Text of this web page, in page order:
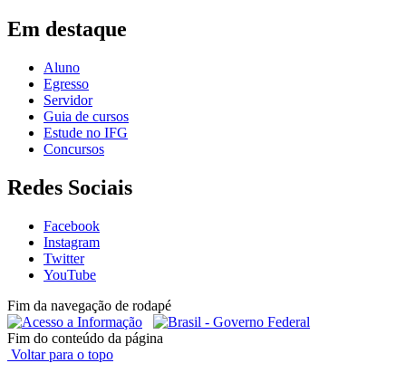
Em destaque
Aluno
Egresso
Servidor
Guia de cursos
Estude no IFG
Concursos
Redes Sociais
Facebook
Instagram
Twitter
YouTube
Fim da navegação de rodapé
Fim do conteúdo da página
Voltar para o topo